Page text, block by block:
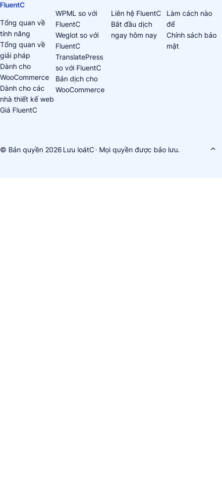
FluentC
Tổng quan về
tính năng
Tổng quan về
giải pháp
Dành cho
WooCommerce
Dành cho các
nhà thiết kế web
Giá FluentC
WPML so với
FluentC
Weglot so với
FluentC
TranslatePress
so với FluentC
Bản dịch cho
WooCommerce
Liên hệ FluentC
Bắt đầu dịch
ngay hôm nay
Làm cách nào
để
Chính sách bảo
mật
© Bản quyền 2026 Lưu loátC· Mọi quyền được bảo lưu.